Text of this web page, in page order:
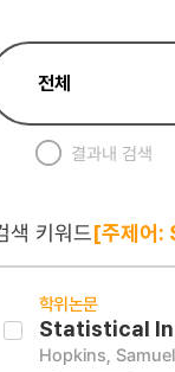
결과내 검색
색 키워드[주제어:
학위논문
Statistical
Hopkins, Samuel